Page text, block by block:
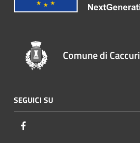
Comune di Caccuri
SEGUICI SU